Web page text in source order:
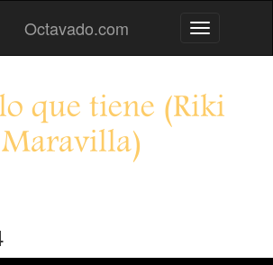
Octavado.com Toggle
que tiene (Riki
Maravilla)